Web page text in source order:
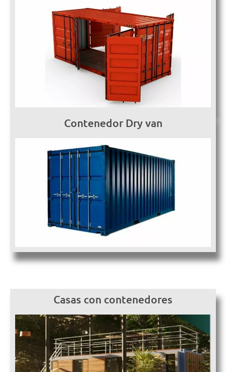
Contenedor Dry van
Casas con contenedores